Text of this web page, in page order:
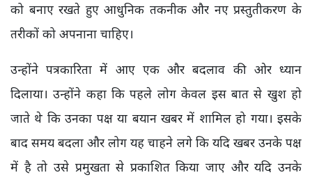
को बनाए रखते हुए आधुनिक तकनीक और नए प्रस्तुतीकरण के
तरीकों को अपनाना चाहिए।
उन्होंने पत्रकारिता में आए एक और बदलाव की ओर ध्यान
दिलाया। उन्होंने कहा कि पहले लोग केवल इस बात से खुश हो
जाते थे कि उनका पक्ष या बयान खबर में शामिल हो गया। इसके
बाद समय बदला और लोग यह चाहने लगे कि यदि खबर उनके पक्ष
में है तो उसे प्रमुखता से प्रकाशित किया जाए और यदि उनके